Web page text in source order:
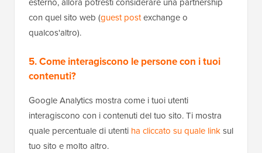
con quel sito web (guest postexchange o
qualcos'altro).
5. Come interagiscono le persone con i tuoi
contenuti?
Google Analytics mostra come i tuoi utenti
interagiscono con i contenuti del tuo sito. Ti mostra
quale percentuale di utenti ha cliccato su quale linksul
tuo sito e molto altro.